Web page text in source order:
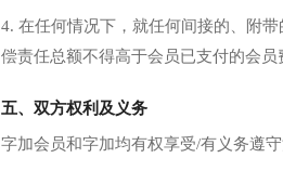
4. 在任何情况下，就任何间接的、附
偿责任总额不得高于会员已支付的会员
五、双方权利及义务
字加会员和字加均有权享受/有义务遵